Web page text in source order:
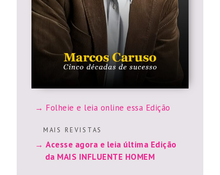
Folheie e leia online essa Edição
M A I S R E V I S T A S
Acesse agora e leia última Edição
da MAIS INFLUENTE HOMEM